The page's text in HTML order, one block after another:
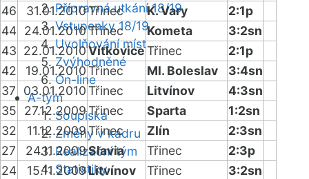
Přípravná utkání 18/19
Vstupenky 18/19
Uvolňování míst
Zvýhodněné
On-line
A-tým
Soupiska
Změny v kádru
Realizační tým
Statistiky
46
31.01.2010Třinec K. Vary
2:1p
44 24.01.2010Třinec Kometa
3:2sn
43 22.01.2010VítkoviceTřinec
2:1p
42
19.01.2010Třinec Ml. Boleslav
3:4sn
37
03.01.2010Třinec Litvínov
4:3sn
35
27.12.2009Třinec Sparta
1:2sn
32
11.12.2009Třinec Zlín
2:3sn
27
24.11.2009Slavia Třinec
2:3p
24
15.11.2009Litvínov Třinec
3:2sn